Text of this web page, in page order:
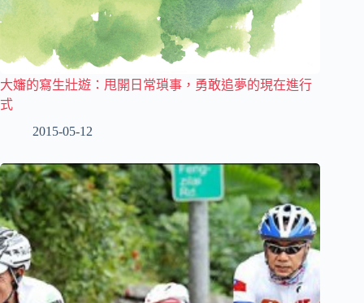
大嬸的寫生壯遊：甩開日常瑣事，勇敢追夢的現在進行
式
2015-05-12